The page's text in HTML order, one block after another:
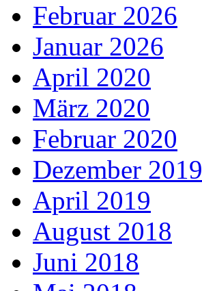
Februar 2026
Januar 2026
April 2020
März 2020
Februar 2020
Dezember 2019
April 2019
August 2018
Juni 2018